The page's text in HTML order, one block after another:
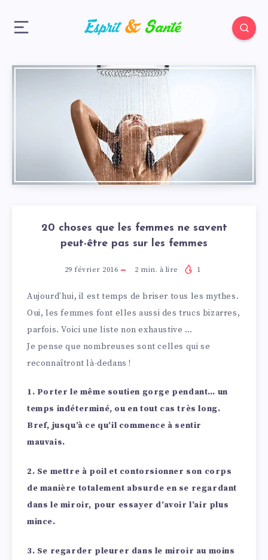
20 choses que les femmes ne savent
peut-être pas sur les femmes
29 février 2016 2 min. à lire 1
Aujourd’hui, il est temps de briser tous les mythes.
Oui, les femmes font elles aussi des trucs bizarres,
parfois. Voici une liste non exhaustive …
Je pense que nombreuses sont celles qui se
reconnaîtront là-dedans !
1. Porter le même soutien gorge pendant… un
temps indéterminé, ou en tout cas très long.
Bref, jusqu’à ce qu’il commence à sentir
mauvais.
2. Se mettre à poil et contorsionner son corps
de manière totalement absurde en se regardant
dans le miroir, pour essayer d’avoir l’air plus
mince.
3. Se regarder pleurer dans le miroir au moins